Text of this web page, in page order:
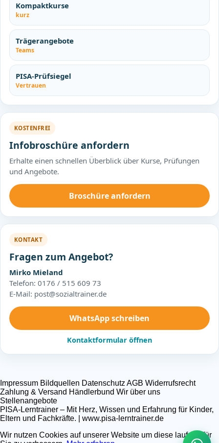
Kompaktkurse
kurz
Trägerangebote
Teams
PISA-Prüfsiegel
Vertrauen
KOSTENFREI
Infobroschüre anfordern
Erhalte einen schnellen Überblick über Kurse, Prüfungen
und Angebote.
Broschüre anfordern
KONTAKT
Fragen zum Angebot?
Mirko Mieland
Telefon: 0176 / 515 609 73
E-Mail: post@sozialtrainer.de
WhatsApp schreiben
Kontaktformular öffnen
Impressum Bildquellen Datenschutz AGB Widerrufsrecht
Zahlung & Versand Händlerbund Wir über uns
Stellenangebote
PISA-Lerntrainer – Mit Herz, Wissen und Erfahrung für Kinder,
Eltern und Fachkräfte. | www.pisa-lerntrainer.de
Wir nutzen Cookies auf unserer Website um diese laufend für